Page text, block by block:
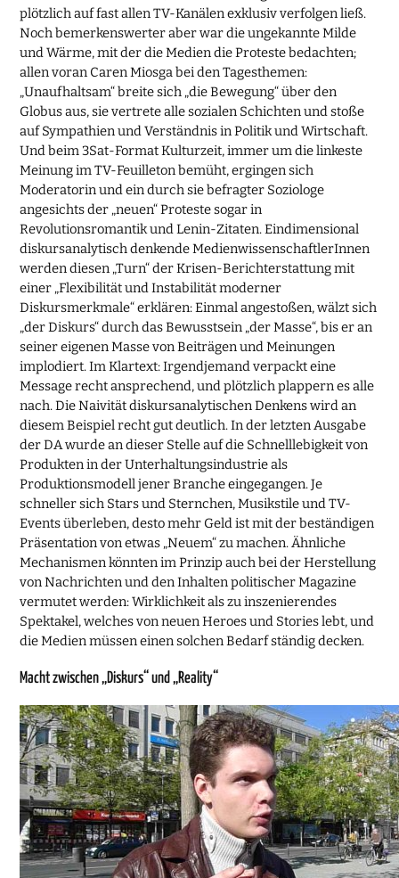
plötzlich auf fast allen TV-Kanälen exklusiv verfolgen ließ.
Noch bemerkenswerter aber war die ungekannte Milde
und Wärme, mit der die Medien die Proteste bedachten;
allen voran Caren Miosga bei den Tagesthemen:
„Unaufhaltsam“ breite sich „die Bewegung“ über den
Globus aus, sie vertrete alle sozialen Schichten und stoße
auf Sympathien und Verständnis in Politik und Wirtschaft.
Und beim 3Sat-Format Kulturzeit, immer um die linkeste
Meinung im TV-Feuilleton bemüht, ergingen sich
Moderatorin und ein durch sie befragter Soziologe
angesichts der „neuen“ Proteste sogar in
Revolutionsromantik und Lenin-Zitaten. Eindimensional
diskursanalytisch denkende MedienwissenschaftlerInnen
werden diesen „Turn“ der Krisen-Berichterstattung mit
einer „Flexibilität und Instabilität moderner
Diskursmerkmale“ erklären: Einmal angestoßen, wälzt sich
„der Diskurs“ durch das Bewusstsein „der Masse“, bis er an
seiner eigenen Masse von Beiträgen und Meinungen
implodiert. Im Klartext: Irgendjemand verpackt eine
Message recht ansprechend, und plötzlich plappern es alle
nach. Die Naivität diskursanalytischen Denkens wird an
diesem Beispiel recht gut deutlich. In der letzten Ausgabe
der DA wurde an dieser Stelle auf die Schnelllebigkeit von
Produkten in der Unterhaltungsindustrie als
Produktionsmodell jener Branche eingegangen. Je
schneller sich Stars und Sternchen, Musikstile und TV-
Events überleben, desto mehr Geld ist mit der beständigen
Präsentation von etwas „Neuem“ zu machen. Ähnliche
Mechanismen könnten im Prinzip auch bei der Herstellung
von Nachrichten und den Inhalten politischer Magazine
vermutet werden: Wirklichkeit als zu inszenierendes
Spektakel, welches von neuen Heroes und Stories lebt, und
die Medien müssen einen solchen Bedarf ständig decken.
Macht zwischen „Diskurs“ und „Reality“